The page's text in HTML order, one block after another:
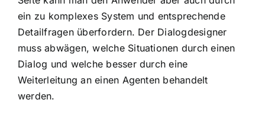
ein zu komplexes System und entsprechende
Detailfragen überfordern. Der Dialogdesigner
muss abwägen, welche Situationen durch einen
Dialog und welche besser durch eine
Weiterleitung an einen Agenten behandelt
werden.